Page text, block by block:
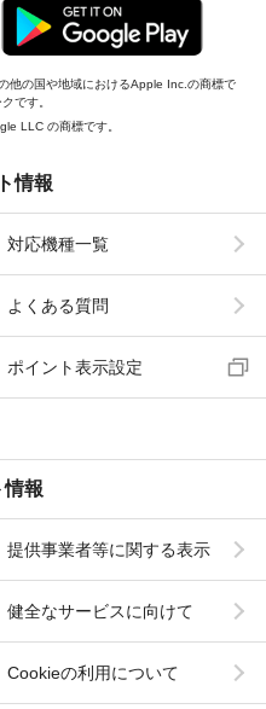
他の国や地域におけるApple Inc.の商標で
です。
LLC の商標です。
情報
対応機種一覧
よくある質問
ポイント表示設定
情報
提供事業者等に関する表示
健全なサービスに向けて
Cookieの利用について